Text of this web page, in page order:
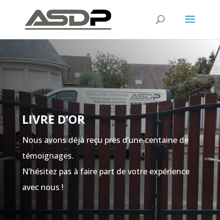
LIVRE D’OR
Nous avons déjà reçu près d’une centaine de
témoignages.
N’hésitez pas à faire part de votre expérience
avec nous !